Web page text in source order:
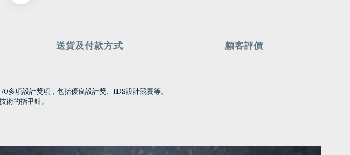
送貨及付款方式 顧客評價
多項設計獎項，包括優良設計獎、IDS設計競賽等。
的指甲鉗。